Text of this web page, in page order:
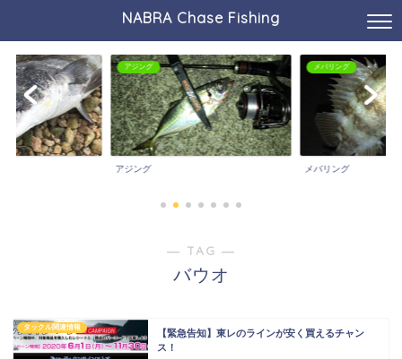
NABRA Chase Fishing
アジング
アジング
メバリング
メバリング
― TAG ―
バウオ
タックル関連情報
【緊急告知】東レのラインが安く買えるチャン
ス！